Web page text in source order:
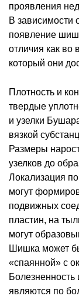
проявления
В зависимости
появление
отличия как во
который они
Плотность и
твердые
и узелки
вязкой
Размеры
узелков до
Локализация
могут
подвижных
пластин, на
могут
Шишка может
«спаянной» с
являются по